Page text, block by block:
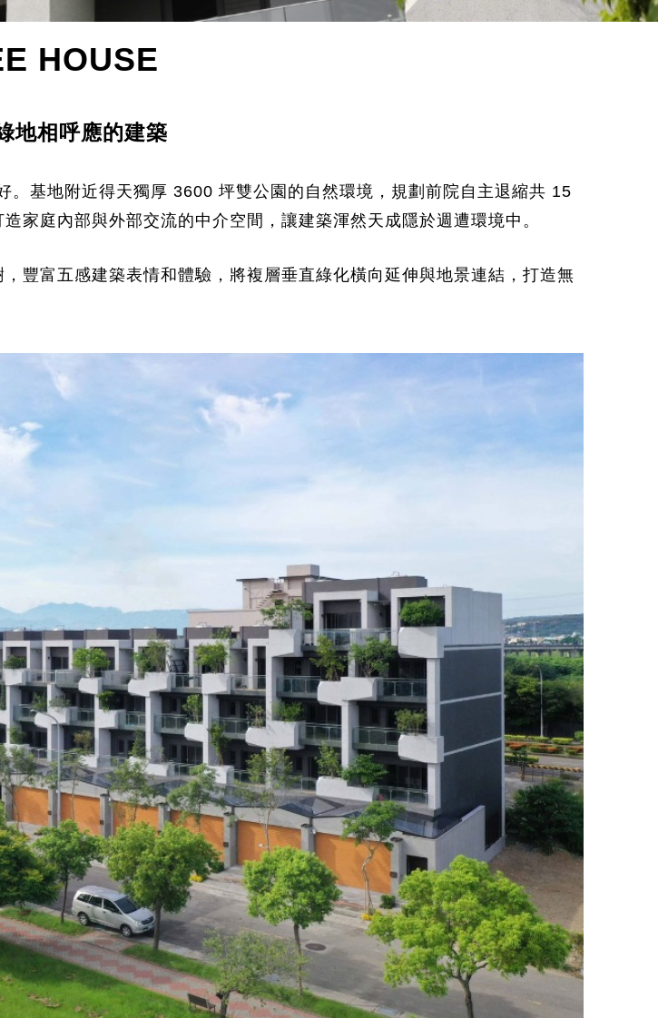
HOUSE
地相呼應的建築
基地附近得天獨厚 3600 坪雙公園的自然環境，規劃前院自主退縮共 15
家庭內部與外部交流的中介空間，讓建築渾然天成隱於週遭環境中。
豐富五感建築表情和體驗，將複層垂直綠化橫向延伸與地景連結，打造無